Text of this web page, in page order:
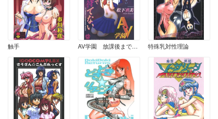
触手 AV学園 放課後まで待てない 特殊乳対性理論